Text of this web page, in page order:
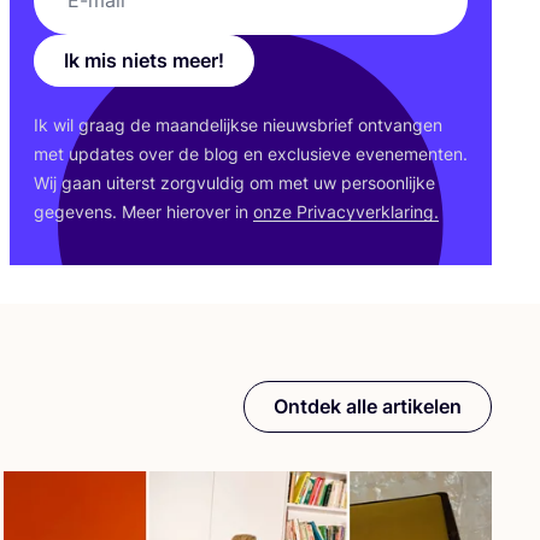
Ik mis niets meer!
Ik wil graag de maan­de­lijk­se nieuws­brief ont­van­gen
met upda­tes over de blog en exclu­sie­ve eve­ne­men­ten.
Wij gaan uiterst zorg­vul­dig om met uw per­soon­lij­ke
gege­vens. Meer hier­over in onze Pri­va­cy­ver­kla­ring.
Ontdek alle artikelen